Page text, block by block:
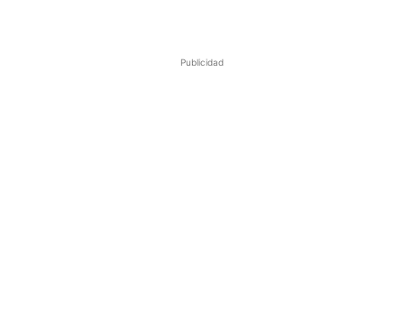
Publicidad